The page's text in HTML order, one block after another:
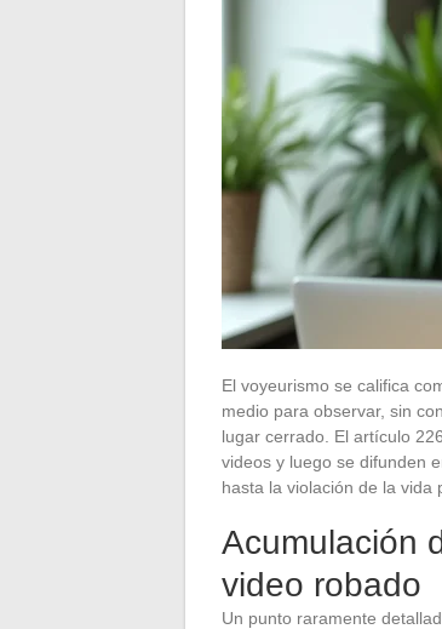
El voyeurismo se califica
medio para observar, sin
lugar cerrado. El artículo
videos y luego se difunden
hasta la violación de la vida
Acumulación
video robado
Un punto raramente